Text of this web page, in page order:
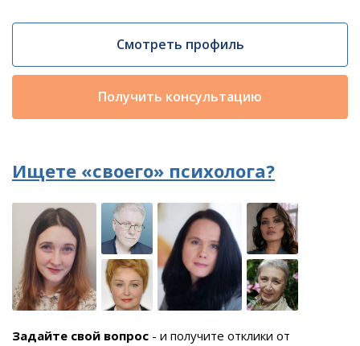
Смотреть профиль
Получить консультацию
Ищете «своего» психолога?
Задайте свой вопрос - и получите отклики от